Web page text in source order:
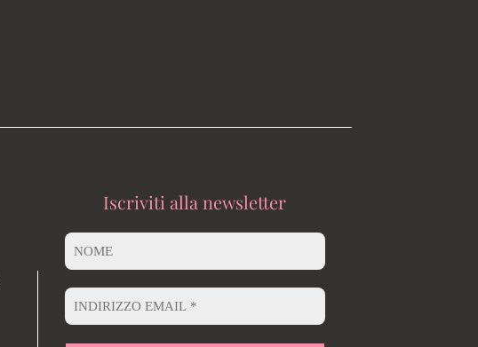
Iscriviti alla newsletter